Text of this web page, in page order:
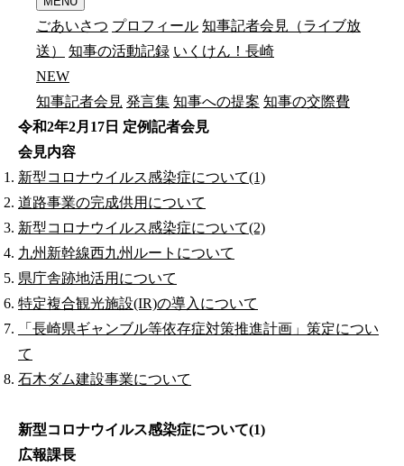
ごあいさつ プロフィール 知事記者会見（ライブ放
送）
知事の活動記録 いくけん！長崎
NEW
知事記者会見 発言集 知事への提案 知事の交際費
令和2年2月17日 定例記者会見
会見内容
新型コロナウイルス感染症について(1)
道路事業の完成供用について
新型コロナウイルス感染症について(2)
九州新幹線西九州ルートについて
県庁舎跡地活用について
特定複合観光施設(IR)の導入について
「長崎県ギャンブル等依存症対策推進計画」策定につい
て
石木ダム建設事業について
新型コロナウイルス感染症について(1)
広報課長